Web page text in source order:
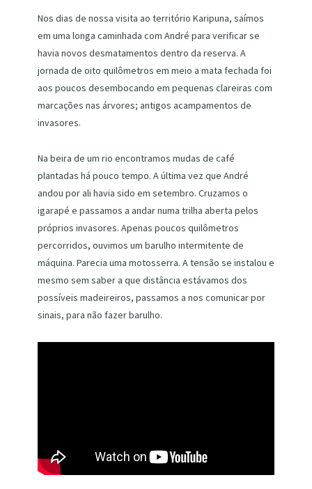
Nos dias de nossa visita ao território Karipuna, saímos
em uma longa caminhada com André para verificar se
havia novos desmatamentos dentro da reserva. A
jornada de oito quilômetros em meio a mata fechada foi
aos poucos desembocando em pequenas clareiras com
marcações nas árvores; antigos acampamentos de
invasores.
Na beira de um rio encontramos mudas de café
plantadas há pouco tempo. A última vez que André
andou por ali havia sido em setembro. Cruzamos o
igarapé e passamos a andar numa trilha aberta pelos
próprios invasores. Apenas poucos quilômetros
percorridos, ouvimos um barulho intermitente de
máquina. Parecia uma motosserra. A tensão se instalou e
mesmo sem saber a que distância estávamos dos
possíveis madeireiros, passamos a nos comunicar por
sinais, para não fazer barulho.